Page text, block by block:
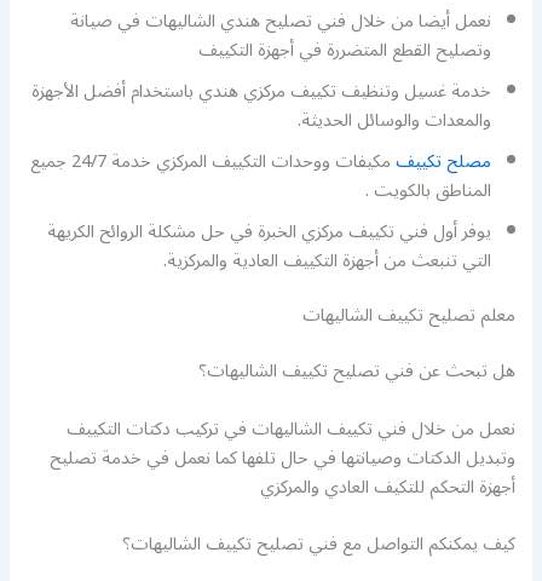
نعمل أيضا من خلال فني تصليح هندي الشاليهات في صيانة
وتصليح القطع المتضررة في أجهزة التكييف
خدمة غسيل وتنظيف تكييف مركزي هندي باستخدام أفضل الأجهزة
والمعدات والوسائل الحديثة.
مصلح تكييف
مكيفات ووحدات التكييف المركزي خدمة 24/7 جميع
المناطق بالكويت .
يوفر أول فني تكييف مركزي الخبرة في حل مشكلة الروائح الكريهة
التي تنبعث من أجهزة التكييف العادية والمركزية.
معلم تصليح تكييف الشاليهات
هل تبحث عن فني تصليح تكييف الشاليهات؟
نعمل من خلال فني تكييف الشاليهات في تركيب دكتات التكييف
وتبديل الدكتات وصيانتها في حال تلفها كما نعمل في خدمة تصليح
أجهزة التحكم للتكيف العادي والمركزي
كيف يمكنكم التواصل مع فني تصليح تكييف الشاليهات؟